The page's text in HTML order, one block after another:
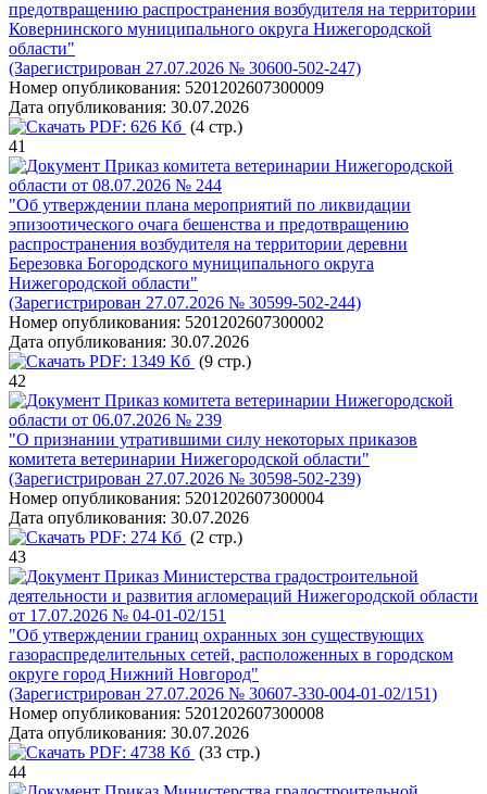
предотвращению распространения возбудителя на территории
Ковернинского муниципального округа Нижегородской
области"
(Зарегистрирован 27.07.2026 № 30600-502-247)
Номер опубликования: 5201202607300009
Дата опубликования: 30.07.2026
PDF: 626 Кб (4 стр.)
41
Приказ комитета ветеринарии Нижегородской
области от 08.07.2026 № 244
"Об утверждении плана мероприятий по ликвидации
эпизоотического очага бешенства и предотвращению
распространения возбудителя на территории деревни
Березовка Богородского муниципального округа
Нижегородской области"
(Зарегистрирован 27.07.2026 № 30599-502-244)
Номер опубликования: 5201202607300002
Дата опубликования: 30.07.2026
PDF: 1349 Кб (9 стр.)
42
Приказ комитета ветеринарии Нижегородской
области от 06.07.2026 № 239
"О признании утратившими силу некоторых приказов
комитета ветеринарии Нижегородской области"
(Зарегистрирован 27.07.2026 № 30598-502-239)
Номер опубликования: 5201202607300004
Дата опубликования: 30.07.2026
PDF: 274 Кб (2 стр.)
43
Приказ Министерства градостроительной
деятельности и развития агломераций Нижегородской области
от 17.07.2026 № 04-01-02/151
"Об утверждении границ охранных зон существующих
газораспределительных сетей, расположенных в городском
округе город Нижний Новгород"
(Зарегистрирован 27.07.2026 № 30607-330-004-01-02/151)
Номер опубликования: 5201202607300008
Дата опубликования: 30.07.2026
PDF: 4738 Кб (33 стр.)
44